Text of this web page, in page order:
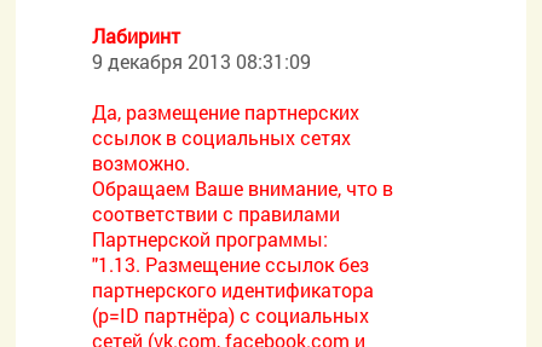
Лабиринт
9 декабря 2013 08:31:09
Да, размещение партнерских
ссылок в социальных сетях
возможно.
Обращаем Ваше внимание, что в
соответствии с правилами
Партнерской программы:
"1.13. Размещение ссылок без
партнерского идентификатора
(p=ID партнёра) с социальных
сетей (vk.com, facebook.com и